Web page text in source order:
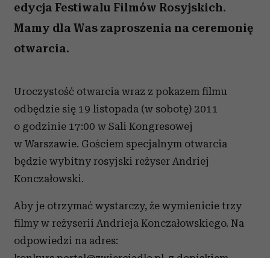
edycja Festiwalu Filmów Rosyjskich.
Mamy dla Was zaproszenia na ceremonię
otwarcia.
Uroczystość otwarcia wraz z pokazem filmu
odbędzie się 19 listopada (w sobotę) 2011
o godzinie 17:00 w Sali Kongresowej
w Warszawie. Gościem specjalnym otwarcia
będzie wybitny rosyjski reżyser Andriej
Konczałowski.
Aby je otrzymać wystarczy, że wymienicie trzy
filmy w reżyserii Andrieja Konczałowskiego. Na
odpowiedzi na adres: